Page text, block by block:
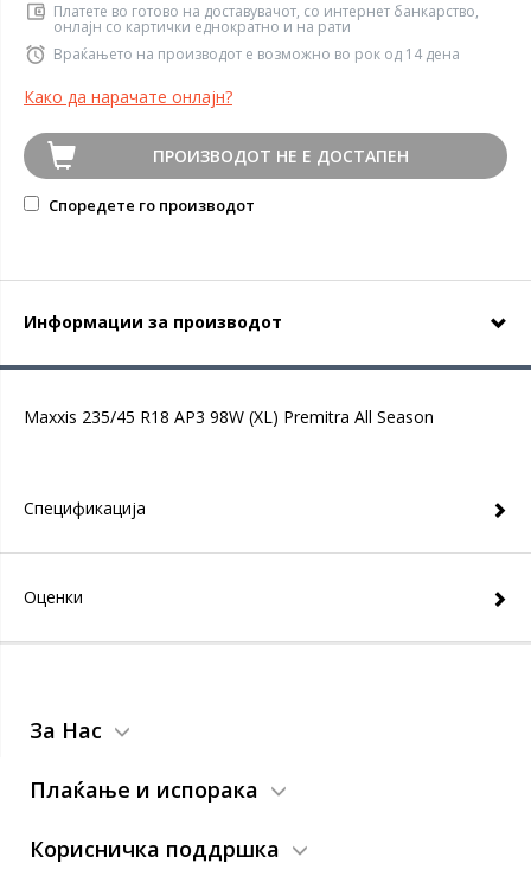
Платете во готово на доставувачот, со интернет банкарство,
онлајн со картички еднократно и на рати
Враќањето на производот е возможно во рок од 14 дена
Како да нарачате онлајн?
ПРОИЗВОДОТ НЕ Е ДОСТАПЕН
Споредете го производот
Информации за производот
Maxxis 235/45 R18 AP3 98W (XL) Premitra All Season
Спецификација
Оценки
За Нас
Плаќање и испорака
Корисничка поддршка